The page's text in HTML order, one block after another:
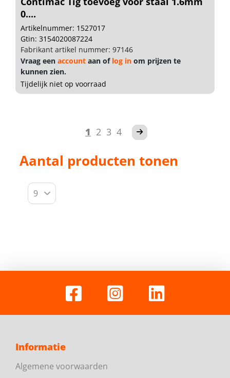
0....
Artikelnummer: 1527017
Gtin: 3154020087224
Fabrikant artikel nummer: 97146
Vraag een account aan of log in om prijzen te
kunnen zien.
Tijdelijk niet op voorraad
1 2 3 4
Aantal producten tonen
Informatie
Algemene voorwaarden